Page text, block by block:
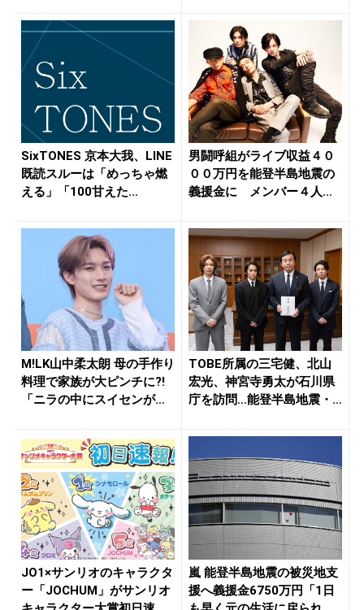
SixTONES 京本大我、LINE
既読スルーは「めっちゃ燃
える」「100甘えた...
男闘呼組がライブ収益４０
００万円を能登半島地震の
義援金に メンバー４人
M!LK山中柔太朗 母の手作り
料理で家族が大ピンチに?!
「ニラの中にスイセンが
TOBE所属の三宅健、北山
宏光、神宮寺勇太が石川県
庁を訪問…能登半島地震・
JO1×サンリオのキャラクタ
ー「JOCHUM」がサンリオ
嵐 能登半島地震の被災地支
援へ義援金6750万円「1日